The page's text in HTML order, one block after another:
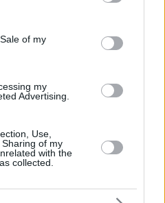
and its third-party tags to
purposes in below Google
of my
my
Advertising.
Use,
of my
with the
collected.